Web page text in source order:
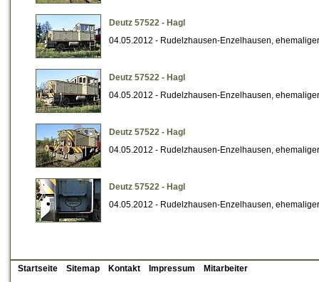
Deutz 57522 - Hagl
04.05.2012 - Rudelzhausen-Enzelhausen,
Deutz 57522 - Hagl
04.05.2012 - Rudelzhausen-Enzelhausen,
Deutz 57522 - Hagl
04.05.2012 - Rudelzhausen-Enzelhausen,
Deutz 57522 - Hagl
04.05.2012 - Rudelzhausen-Enzelhausen,
Startseite Sitemap Kontakt Impressum Mitarbeiter